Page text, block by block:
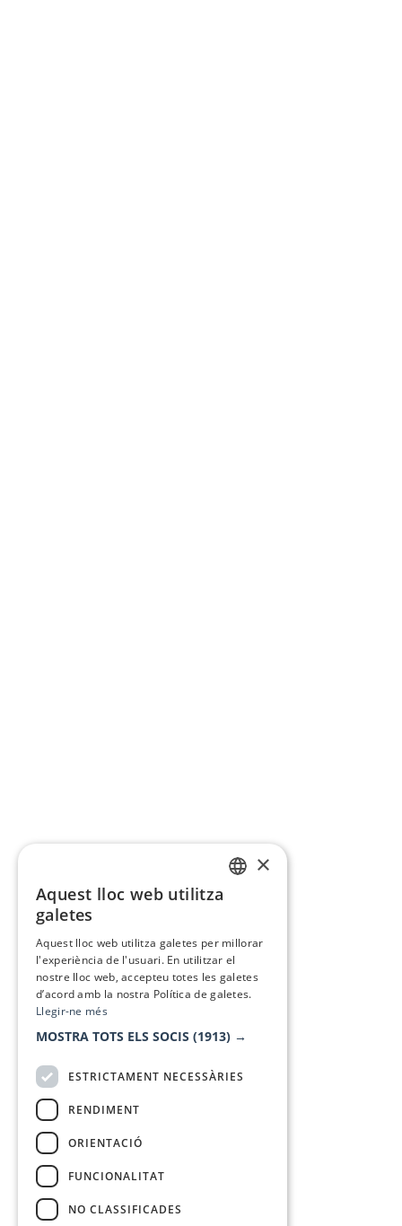
×
Aquest lloc web utilitza
galetes
Aquest lloc web utilitza galetes per millorar
l'experiència de l'usuari. En utilitzar el
nostre lloc web, accepteu totes les galetes
d’acord amb la nostra Política de galetes.
Llegir-ne més
MOSTRA TOTS ELS SOCIS (1913) →
ESTRICTAMENT NECESSÀRIES
RENDIMENT
ORIENTACIÓ
FUNCIONALITAT
NO CLASSIFICADES